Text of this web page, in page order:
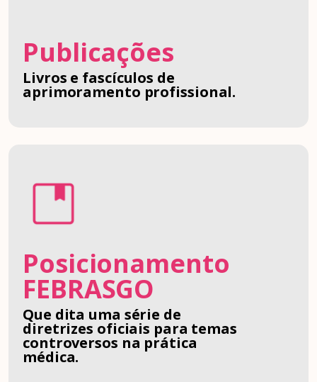
Publicações
Livros e fascículos de
aprimoramento profissional.
Posicionamento
FEBRASGO
Que dita uma série de
diretrizes oficiais para temas
controversos na prática
médica.